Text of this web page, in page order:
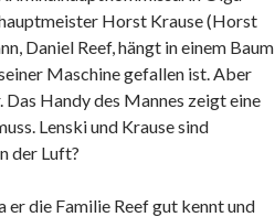
Horst Krause (Horst
Daniel Reef, hängt in einem Baum
Maschine gefallen ist. Aber
Handy des Mannes zeigt eine
Lenski und Krause sind
der Luft?
er die Familie Reef gut kennt und